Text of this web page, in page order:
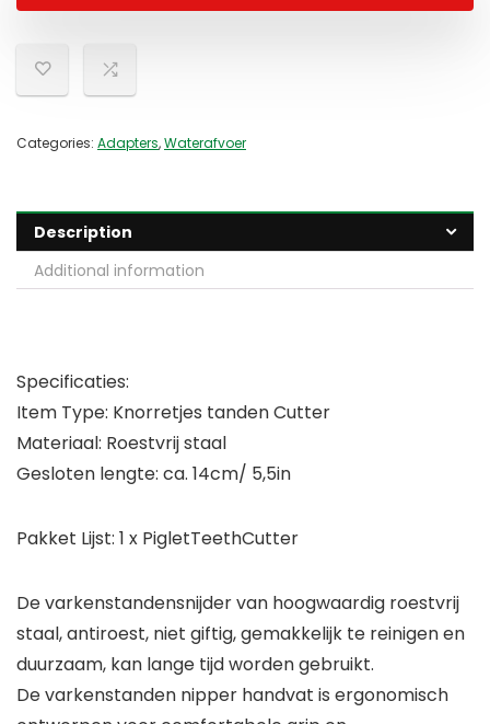
Categories: Adapters,Waterafvoer
Description
Additional information
Specificaties:
Item Type: Knorretjes tanden Cutter
Materiaal: Roestvrij staal
Gesloten lengte: ca. 14cm/ 5,5in
Pakket Lijst: 1 x PigletTeethCutter
De varkenstandensnijder van hoogwaardig roestvrij
staal, antiroest, niet giftig, gemakkelijk te reinigen en
duurzaam, kan lange tijd worden gebruikt.
De varkenstanden nipper handvat is ergonomisch